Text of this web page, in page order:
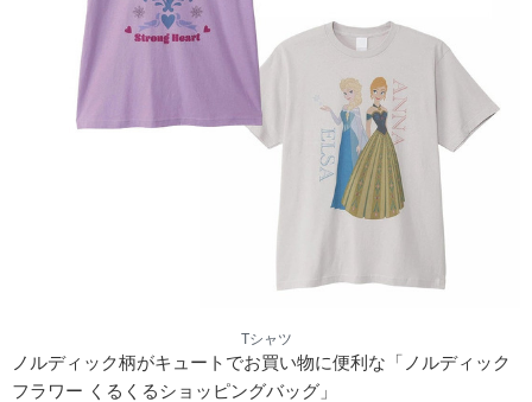
Tシャツ
ノルディック柄がキュートでお買い物に便利な「ノルディック
フラワー くるくるショッピングバッグ」